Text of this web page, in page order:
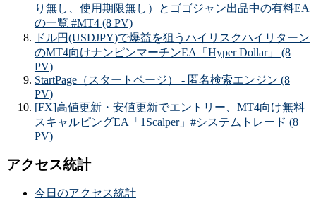
り無し、使用期限無し）とゴゴジャン出品中の有料EA
の一覧 #MT4 (8 PV)
ドル円(USDJPY)で爆益を狙うハイリスクハイリターン
のMT4向けナンピンマーチンEA「Hyper Dollar」 (8
PV)
StartPage（スタートページ） - 匿名検索エンジン (8
PV)
[FX]高値更新・安値更新でエントリー、MT4向け無料
スキャルピングEA「1Scalper」#システムトレード (8
PV)
アクセス統計
今日のアクセス統計